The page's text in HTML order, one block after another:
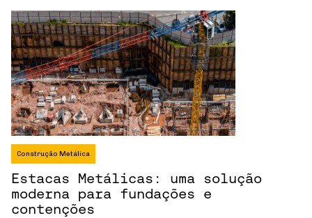
Construção Metálica
Estacas Metálicas: uma solução
moderna para fundações e
contenções